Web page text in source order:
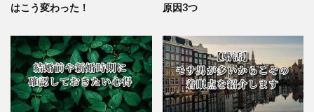
はこう変わった！
原因3つ